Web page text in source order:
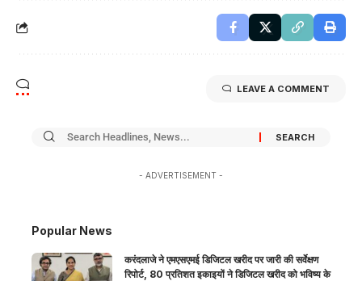
LEAVE A COMMENT
- ADVERTISEMENT -
Popular News
करंदलाजे ने एमएसएमई डिजिटल खरीद पर जारी की सर्वेक्षण
रिपोर्ट, 80 प्रतिशत इकाइयों ने डिजिटल खरीद को भविष्य के